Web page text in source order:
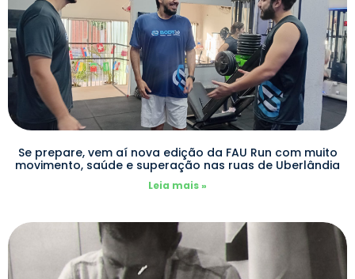
Se prepare, vem aí nova edição da FAU Run com muito
movimento, saúde e superação nas ruas de Uberlândia
Leia mais »